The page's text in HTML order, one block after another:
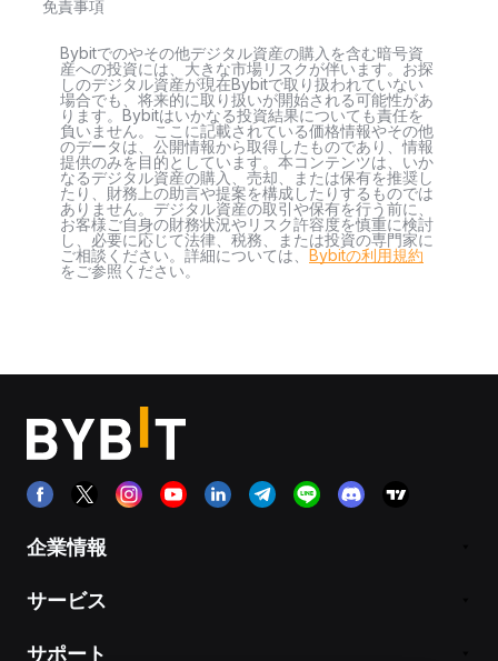
免責事項
Bybitでのやその他デジタル資産の購入を含む暗号資
産への投資には、大きな市場リスクが伴います。お探
しのデジタル資産が現在Bybitで取り扱われていない
場合でも、将来的に取り扱いが開始される可能性があ
ります。Bybitはいかなる投資結果についても責任を
負いません。ここに記載されている価格情報やその他
のデータは、公開情報から取得したものであり、情報
提供のみを目的としています。本コンテンツは、いか
なるデジタル資産の購入、売却、または保有を推奨し
たり、財務上の助言や提案を構成したりするものでは
ありません。デジタル資産の取引や保有を行う前に、
お客様ご自身の財務状況やリスク許容度を慎重に検討
し、必要に応じて法律、税務、または投資の専門家に
ご相談ください。詳細については、 Bybitの利用規約
をご参照ください。
企業情報
サービス
サポート